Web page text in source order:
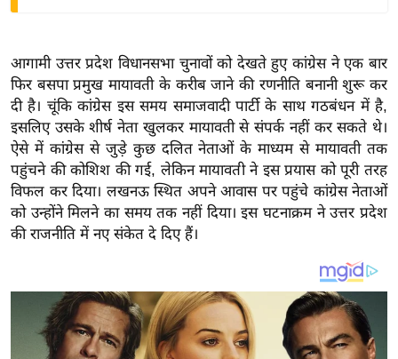
वि
शे
ष
ज्ञ
रा
य
ब
ज
खे
आगामी उत्तर प्रदेश विधानसभा चुनावों को देखते हुए कांग्रेस ने एक बार
फिर बसपा प्रमुख मायावती के करीब जाने की रणनीति बनानी शुरू कर
दी है। चूंकि कांग्रेस इस समय समाजवादी पार्टी के साथ गठबंधन में है,
इसलिए उसके शीर्ष नेता खुलकर मायावती से संपर्क नहीं कर सकते थे।
ऐसे में कांग्रेस से जुड़े कुछ दलित नेताओं के माध्यम से मायावती तक
पहुंचने की कोशिश की गई, लेकिन मायावती ने इस प्रयास को पूरी तरह
विफल कर दिया। लखनऊ स्थित अपने आवास पर पहुंचे कांग्रेस नेताओं
को उन्होंने मिलने का समय तक नहीं दिया। इस घटनाक्रम ने उत्तर प्रदेश
की राजनीति में नए संकेत दे दिए हैं।